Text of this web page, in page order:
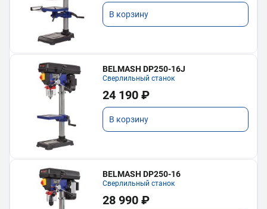
В корзину
BELMASH DP250-16J
Сверлильный станок
24 190 ₽
В корзину
BELMASH DP250-16
Сверлильный станок
28 990 ₽